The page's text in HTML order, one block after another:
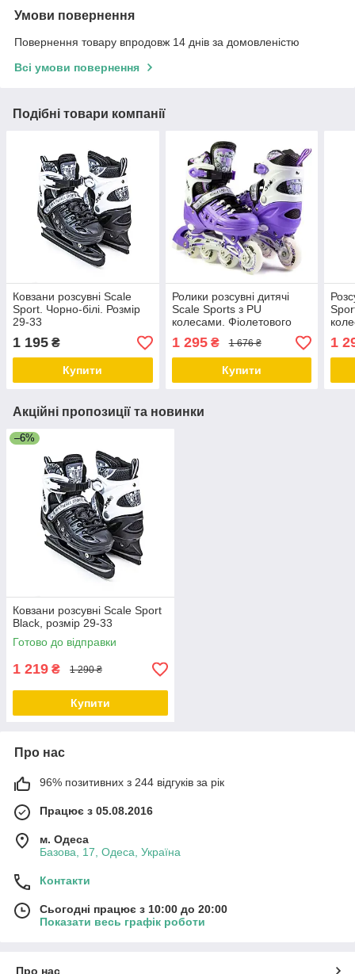
Умови повернення
Повернення товару впродовж 14 днів за домовленістю
Всі умови повернення
Подібні товари компанії
Ковзани розсувні Scale
Sport. Чорно-білі. Розмір
29-33
1 195 ₴
Купити
Ролики розсувні дитячі
Scale Sports з PU
колесами. Фіолетового
кольору. Розмір 29-33
1 295₴ 1 676 ₴
Купити
1
Акційні пропозиції та новинки
–6%
Ковзани розсувні Scale Sport
Black, розмір 29-33
Готово до відправки
1 219 ₴ 1 290 ₴
Купити
Про нас
96% позитивних з 244 відгуків за рік
Працює з 05.08.2016
м. Одеса
Базова, 17, Одеса, Україна
Контакти
Сьогодні працює з 10:00 до 20:00
Показати весь графік роботи
Про нас